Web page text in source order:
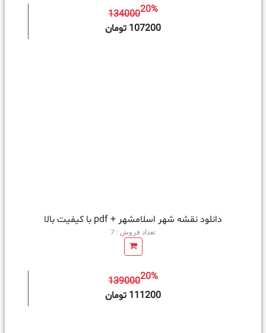
13400020%
107200 تومان
دانلود نقشه شهر اسلامشهر + pdf با کیفیت بالا
تعداد فروش : 7
13900020%
111200 تومان